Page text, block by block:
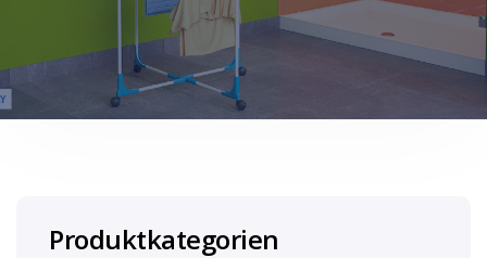
Produktkategorien